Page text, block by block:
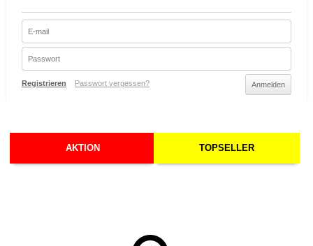
Registrieren Passwort vergessen?
AKTION TOPSELLER